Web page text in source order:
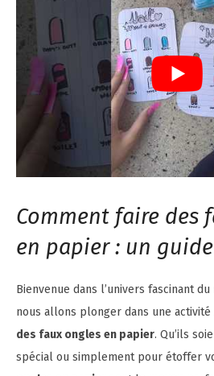
Comment faire des
en papier : un
Bienvenue dans l’univers fascinant du
nous allons plonger dans une
des faux ongles en papier. Qu’ils
spécial ou simplement pour étoffer